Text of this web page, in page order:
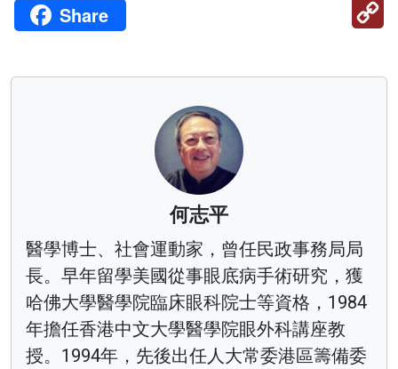
Share
何志平
醫學博士、社會運動家，曾任民政事務局局
長。早年留學美國從事眼底病手術研究，獲
哈佛大學醫學院臨床眼科院士等資格，1984
年擔任香港中文大學醫學院眼外科講座教
授。1994年，先後出任人大常委港區籌備委